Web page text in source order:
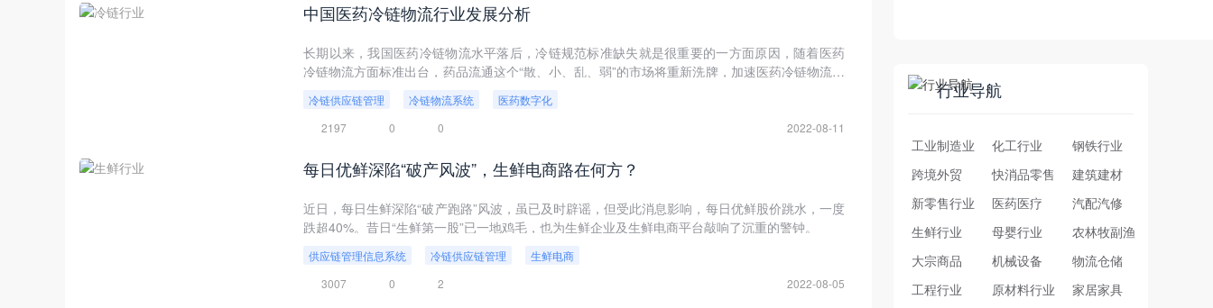
中国医药冷链物流行业发展分析
长期以来，我国医药冷链物流水平落后，冷链规范标准缺失就是很重要的一方面原因，随着医药
冷链物流方面标准出台，药品流通这个“散、小、乱、弱”的市场将重新洗牌，加速医药冷链物流产
业转型升级。
冷链供应链管理 冷链物流系统
医药数字化
2197
0 0 2022-08-11
每日优鲜深陷“破产风波”，生鲜电商路在何方？
近日，每日生鲜深陷“破产跑路”风波，虽已及时辟谣，但受此消息影响，每日优鲜股价跳水，一度
跌超40%。昔日“生鲜第一股”已一地鸡毛，也为生鲜企业及生鲜电商平台敲响了沉重的警钟。
供应链管理信息系统 冷链供应链管理
生鲜电商
3007
0 2 2022-08-05
行业导航
工业制造业 化工行业
钢铁行业
跨境外贸
快消品零售
建筑建材
新零售行业
医药医疗
汽配汽修
生鲜行业
母婴行业
农林牧副渔
大宗商品
机械设备
物流仓储
工程行业
原材料行业
家居家具